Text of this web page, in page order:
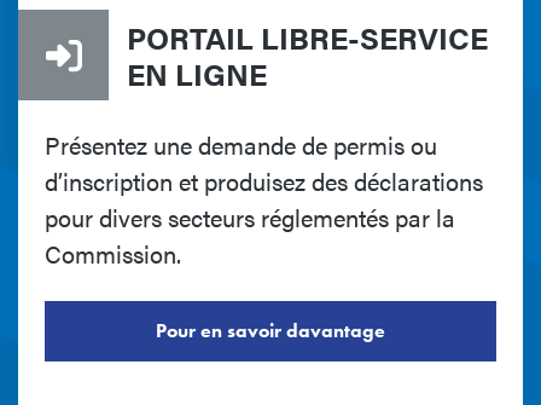
PORTAIL LIBRE-SERVICE
EN LIGNE
Présentez une demande de permis ou
d’inscription et produisez des déclarations
pour divers secteurs réglementés par la
Commission.
Pour en savoir davantage